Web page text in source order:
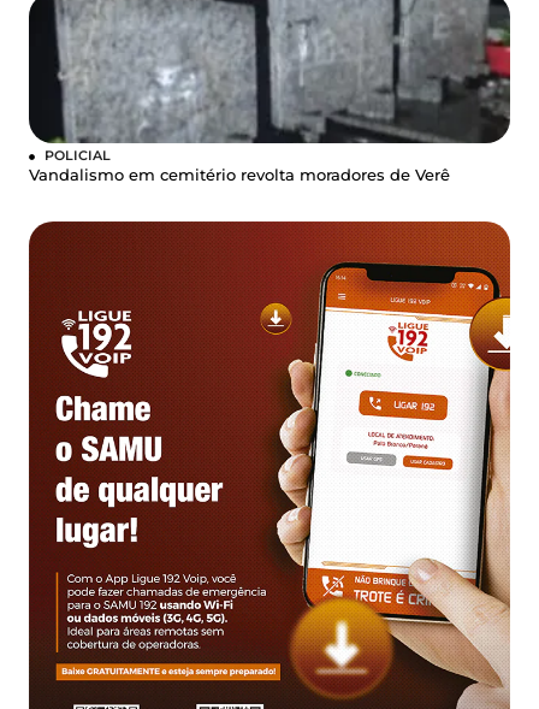
POLICIAL
Vandalismo em cemitério revolta moradores de Verê